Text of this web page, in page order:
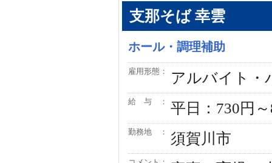
支那そば 幸雲
ホール・調理補助
雇用形態： アルバイト・
給 与 ： 平日：730円
勤務地 ： 須賀川市